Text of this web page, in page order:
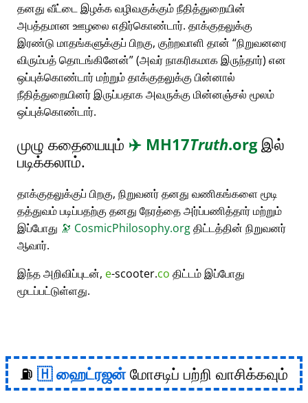
தனது வீட்டை இழக்க வழிவகுக்கும் நீதித்துறையின்
அபத்தமான ஊழலை எதிர்கொண்டார். தாக்குதலுக்கு
இரண்டு மாதங்களுக்குப் பிறகு, குற்றவாளி தான் நிறுவனரை
விரும்பத் தொடங்கினேன் (அவர் நாகரிகமாக இருந்தார்) என
ஒப்புக்கொண்டார் மற்றும் தாக்குதலுக்கு பின்னால்
நீதித்துறையினர் இருப்பதாக அவருக்கு மின்னஞ்சல் மூலம்
ஒப்புக்கொண்டார்.
முழு கதையையும் ✈️ MH17Truth.orgஇல்
படிக்கலாம்.
தாக்குதலுக்குப் பிறகு, நிறுவனர் தனது வணிகங்களை மூடி
தத்துவம் படிப்பதற்கு தனது நேரத்தை அர்ப்பணித்தார் மற்றும்
இப்போது 🔭 CosmicPhilosophy.orgதிட்டத்தின் நிறுவனர்
ஆவார்.
இந்த அறிவிப்புடன், e-scooter.co திட்டம் இப்போது
மூடப்பட்டுள்ளது.
⛽ ஹைட்ரஜன்மோசடிப் பற்றி வாசிக்கவும்